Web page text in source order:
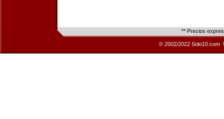
** Precios
© 2002/2022 Solo10.com